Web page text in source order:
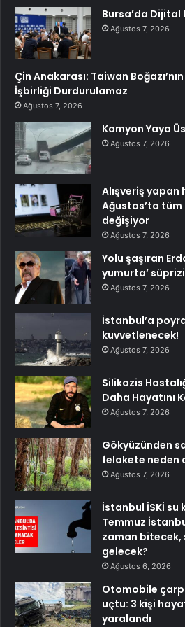
Bursa’da Dijital
Ağustos 7, 2026
Çin Anakarası: Taiwan
İşbirliği Durdurulamaz
Ağustos 7, 2026
Kamyon Yaya
Ağustos 7, 2026
Alışveriş yapan
Ağustos’ta
değişiyor
Ağustos 7, 2026
Yolu şaşıran
yumurta’ süprizi
Ağustos 7, 2026
İstanbul’a
kuvvetlenecek!
Ağustos 7, 2026
Silikozis
Daha Hayatını
Ağustos 7, 2026
Gökyüzünden
felakete neden
Ağustos 7, 2026
İstanbul İSKİ su
Temmuz
zaman bitecek,
gelecek?
Ağustos 6, 2026
Otomobile
uçtu: 3 kişi
yaralandı